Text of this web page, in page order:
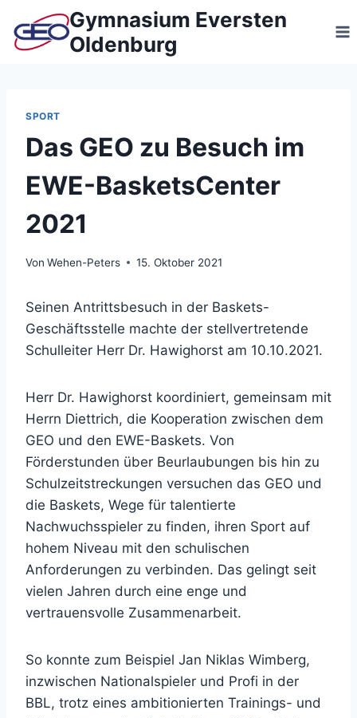
Inhalt
springen
Gymnasium Eversten
Oldenburg
SPORT
Das GEO zu Besuch im
EWE-BasketsCenter
2021
Von Wehen-Peters 15. Oktober 2021
Seinen Antrittsbesuch in der Baskets-
Geschäftsstelle machte der stellvertretende
Schulleiter Herr Dr. Hawighorst am 10.10.2021.
Herr Dr. Hawighorst koordiniert, gemeinsam mit
Herrn Diettrich, die Kooperation zwischen dem
GEO und den EWE-Baskets. Von
Förderstunden über Beurlaubungen bis hin zu
Schulzeitstreckungen versuchen das GEO und
die Baskets, Wege für talentierte
Nachwuchsspieler zu finden, ihren Sport auf
hohem Niveau mit den schulischen
Anforderungen zu verbinden. Das gelingt seit
vielen Jahren durch eine enge und
vertrauensvolle Zusammenarbeit.
So konnte zum Beispiel Jan Niklas Wimberg,
inzwischen Nationalspieler und Profi in der
BBL, trotz eines ambitionierten Trainings- und